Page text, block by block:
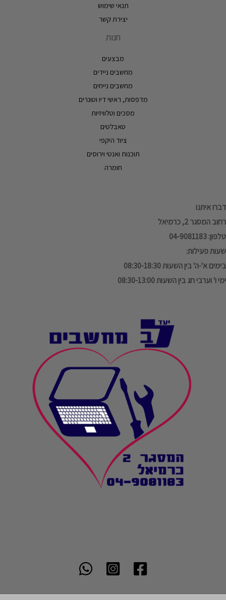
תנאי שימוש
יצירת קשר
חנות
מבצעים
מחשבים ניידים
מחשבים נייחים
מדפסות, ראשי דיו וטונרים
מסכים וטלוויזיות
טאבלטים
ציוד היקפי
תוכנות ואנטי וירוסים
חומרה
דברו איתנו
רחוב המסגר 2, כרמיאל
טלפון: 04-9081183
שעות פעילות:
בימים א'-ה' בין השעות 08:30-18:30
ימי ו' וערבי חג בין השעות 08:30-13:00